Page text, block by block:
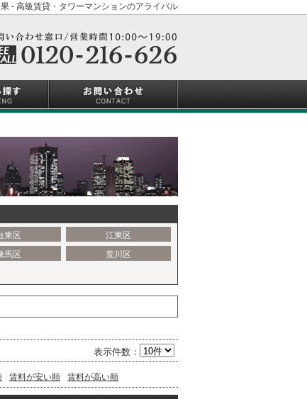
- 高級賃貸・タワーマンションのアライバル
東区
江東区
馬区
荒川区
表示件数：
賃料が安い順 賃料が高い順